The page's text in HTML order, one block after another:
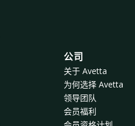
公司
关于 Avetta
为何选择 Avetta
领导团队
会员福利